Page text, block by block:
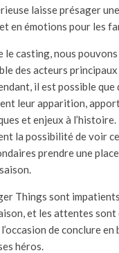
laisse présager
en émotions pour les
le casting, nous
des acteurs
il est possible que
leur apparition,
et enjeux à l’histoire.
la possibilité de voir
prendre une
Things sont
et les attentes sont
de conclure en
héros.